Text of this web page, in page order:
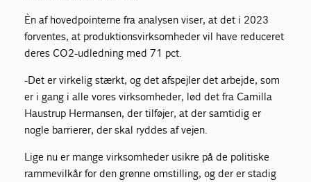
Èn af hovedpointerne fra analysen viser, at det i 2023
forventes, at produktionsvirksomheder vil have reduceret
deres CO2-udledning med 71 pct.
-Det er virkelig stærkt, og det afspejler det arbejde, som
er i gang i alle vores virksomheder, lød det fra Camilla
Haustrup Hermansen, der tilføjer, at der samtidig er
nogle barrierer, der skal ryddes af vejen.
Lige nu er mange virksomheder usikre på de politiske
rammevilkår for den grønne omstilling, og der er stadig